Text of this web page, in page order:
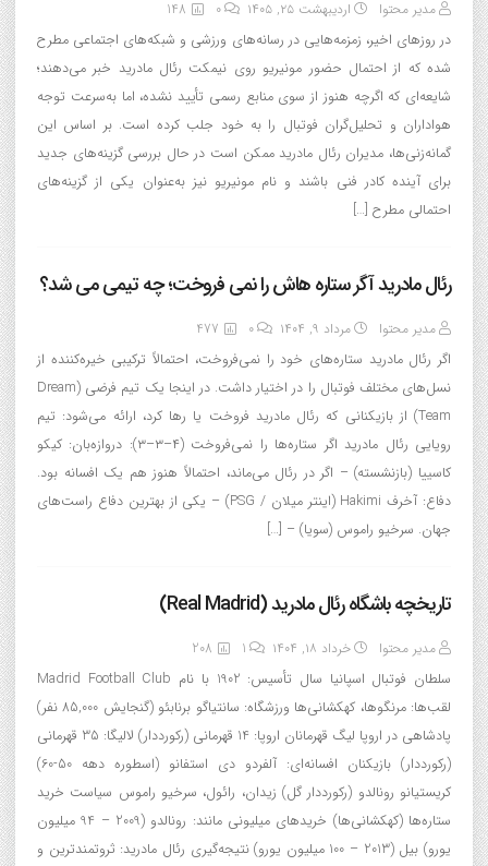
مدیر محتوا اردیبهشت ۲۵, ۱۴۰۵ 0
148
در روزهای اخیر، زمزمه‌هایی در رسانه‌های ورزشی و شبکه‌های اجتماعی مطرح
شده که از احتمال حضور مونیریو روی نیمکت رئال مادرید خبر می‌دهند؛
شایعه‌ای که اگرچه هنوز از سوی منابع رسمی تأیید نشده، اما به‌سرعت توجه
هواداران و تحلیل‌گران فوتبال را به خود جلب کرده است. بر اساس این
گمانه‌زنی‌ها، مدیران رئال مادرید ممکن است در حال بررسی گزینه‌های جدید
برای آینده کادر فنی باشند و نام مونیریو نیز به‌عنوان یکی از گزینه‌های
احتمالی مطرح […]
رئال مادرید آگر ستاره هاش را نمی فروخت؛ چه تیمی می شد؟
مدیر محتوا مرداد ۹, ۱۴۰۴ 0
477
اگر رئال مادرید ستاره‌های خود را نمی‌فروخت، احتمالاً ترکیبی خیره‌کننده از
نسل‌های مختلف فوتبال را در اختیار داشت. در اینجا یک تیم فرضی (Dream
Team) از بازیکنانی که رئال مادرید فروخت یا رها کرد، ارائه می‌شود: تیم
رویایی رئال مادرید اگر ستاره‌ها را نمی‌فروخت (۴–۳–۳): دروازه‌بان: کیکو
کاسییا (بازنشسته) – اگر در رئال می‌ماند، احتمالاً هنوز هم یک افسانه بود.
دفاع: آخرف Hakimi (اینتر میلان / PSG) – یکی از بهترین دفاع راست‌های
جهان. سرخیو راموس (سویا) – […]
تاریخچه باشگاه رئال مادرید (Real Madrid)
مدیر محتوا خرداد ۱۸, ۱۴۰۴ 1
208
سلطان فوتبال اسپانیا سال تأسیس: 1902 با نام Madrid Football Club
لقب‌ها: مرنگوها، کهکشانی‌ها ورزشگاه: سانتیاگو برنابئو (گنجایش 85,000 نفر)
پادشاهی در اروپا لیگ قهرمانان اروپا: 14 قهرمانی (رکورددار) لالیگا: 35 قهرمانی
(رکورددار) بازیکنان افسانه‌ای: آلفردو دی استفانو (اسطوره دهه 50-60)
کریستیانو رونالدو (رکورددار گل) زیدان، رائول، سرخیو راموس سیاست خرید
ستاره‌ها (کهکشانی‌ها) خریدهای میلیونی مانند: رونالدو (2009 – 94 میلیون
یورو) بیل (2013 – 100 میلیون یورو) نتیجه‌گیری رئال مادرید: ثروتمندترین و